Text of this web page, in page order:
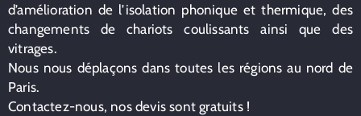
d’amélioration de l’isolation phonique et thermique, des
changements de chariots coulissants ainsi que des
vitrages.
Nous nous déplaçons dans toutes les régions au nord de
Paris.
Contactez-nous, nos devis sont gratuits !